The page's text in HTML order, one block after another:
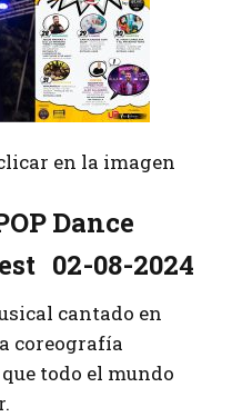
en la imagen
Dance
02-08-2024
cantado en
coreografía
todo el mundo